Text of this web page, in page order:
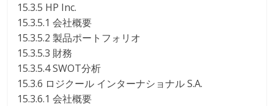
15.3.5 HP Inc.
15.3.5.1 会社概要
15.3.5.2 製品ポートフォリオ
15.3.5.3 財務
15.3.5.4 SWOT分析
15.3.6 ロジクール インターナショナル S.A.
15.3.6.1 会社概要